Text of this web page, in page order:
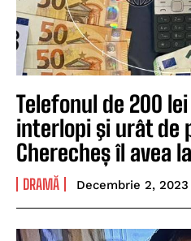
Telefonul de 200
interlopi şi urât de
Cherecheș îl avea
DRAMĂ Decembrie 2, 2023